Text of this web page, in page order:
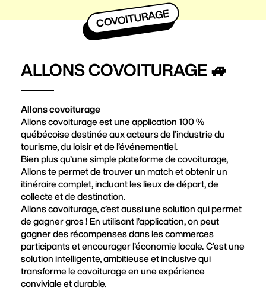
COVOITURAGE
ALLONS COVOITURAGE 🚙
Allons covoiturage
Allons covoiturage est une application 100 %
québécoise destinée aux acteurs de l’industrie du
tourisme, du loisir et de l’événementiel.
Bien plus qu’une simple plateforme de covoiturage,
Allons te permet de trouver un match et obtenir un
itinéraire complet, incluant les lieux de départ, de
collecte et de destination.
Allons covoiturage, c’est aussi une solution qui permet
de gagner gros ! En utilisant l’application, on peut
gagner des récompenses dans les commerces
participants et encourager l’économie locale. C’est une
solution intelligente, ambitieuse et inclusive qui
transforme le covoiturage en une expérience
conviviale et durable.